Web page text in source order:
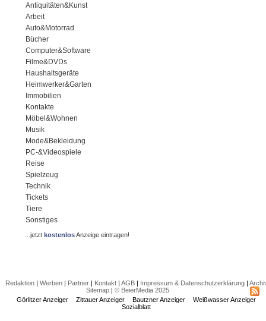
Antiquitäten&Kunst
Arbeit
Auto&Motorrad
Bücher
Computer&Software
Filme&DVDs
Haushaltsgeräte
Heimwerker&Garten
Immobilien
Kontakte
Möbel&Wohnen
Musik
Mode&Bekleidung
PC-&Videospiele
Reise
Spielzeug
Technik
Tickets
Tiere
Sonstiges
...jetztkostenlosAnzeige eintragen!
Redaktion| Werben| Partner| Kontakt| AGB| Impressum & Datenschutzerklärung|
Sitemap| © BeierMedia 2025
Görlitzer Anzeiger
Zittauer Anzeiger Bautzner Anzeiger
Weißwasser Anzeiger
Sozialblatt